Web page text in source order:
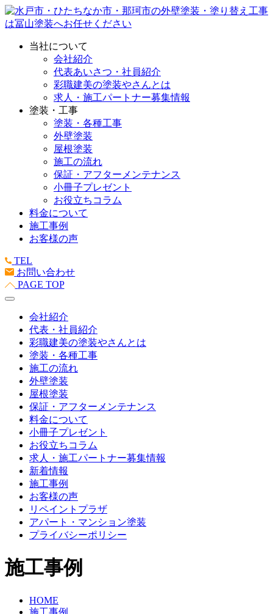
当社について
会社紹介
代表あいさつ・社員紹介
彩職建美の塗装やさんとは
求人・施工パートナー募集情報
塗装・工事
塗装・各種工事
外壁塗装
屋根塗装
施工の流れ
保証・アフターメンテナンス
小冊子プレゼント
お役立ちコラム
料金について
施工事例
お客様の声
TEL
お問い合わせ
PAGE TOP
会社紹介
代表・社員紹介
彩職建美の塗装やさんとは
塗装・各種工事
施工の流れ
外壁塗装
屋根塗装
保証・アフターメンテナンス
料金について
小冊子プレゼント
お役立ちコラム
求人・施工パートナー募集情報
新着情報
施工事例
お客様の声
リペイントプラザ
アパート・マンション塗装
プライバシーポリシー
施工事例
HOME
施工事例